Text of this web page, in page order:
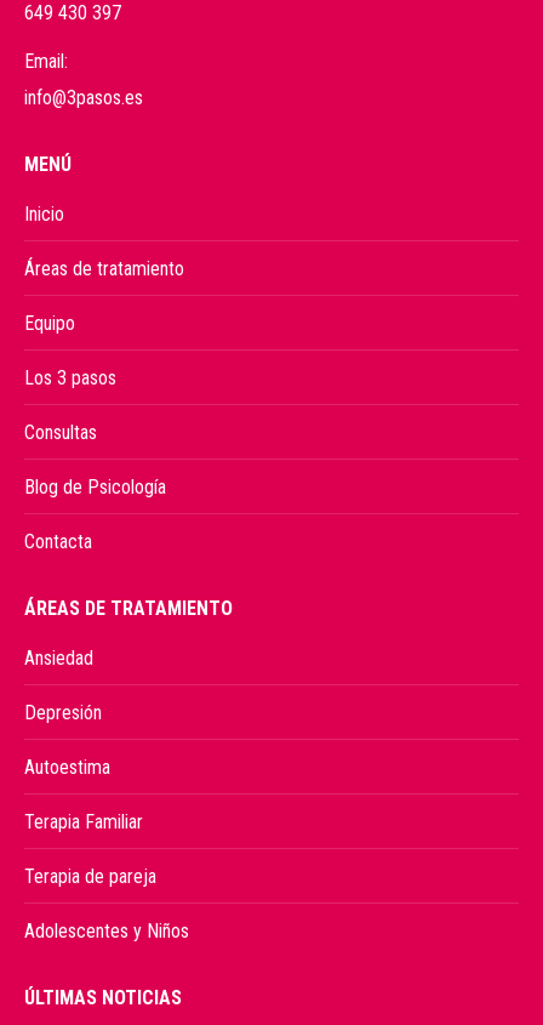
649 430 397
Email:
info@3pasos.es
MENÚ
Inicio
Áreas de tratamiento
Equipo
Los 3 pasos
Consultas
Blog de Psicología
Contacta
ÁREAS DE TRATAMIENTO
Ansiedad
Depresión
Autoestima
Terapia Familiar
Terapia de pareja
Adolescentes y Niños
ÚLTIMAS NOTICIAS